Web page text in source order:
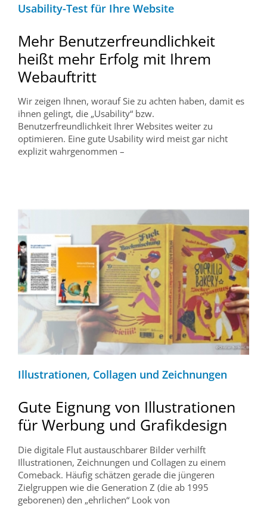
Usability-Test für Ihre Website
Mehr Benutzerfreundlichkeit
heißt mehr Erfolg mit Ihrem
Webauftritt
Wir zeigen Ihnen, worauf Sie zu achten haben, damit es
ihnen gelingt, die „Usability“ bzw.
Benutzerfreundlichkeit Ihrer Websites weiter zu
optimieren. Eine gute Usability wird meist gar nicht
explizit wahrgenommen –
Illustrationen, Collagen und Zeichnungen
Gute Eignung von Illustrationen
für Werbung und Grafikdesign
Die digitale Flut austauschbarer Bilder verhilft
Illustrationen, Zeichnungen und Collagen zu einem
Comeback. Häufig schätzen gerade die jüngeren
Zielgruppen wie die Generation Z (die ab 1995
geborenen) den „ehrlichen“ Look von